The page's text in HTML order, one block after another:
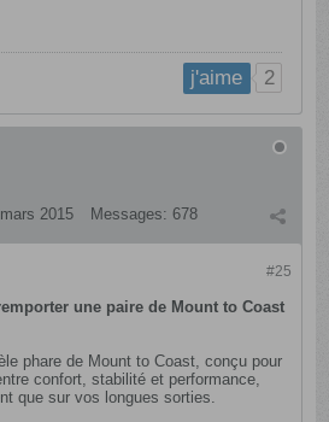
j'aime 2
mars 2015 Messages: 678
#25
une paire de Mount to Coast
phare de Mount to Coast, conçu pour
confort, stabilité et performance,
que sur vos longues sorties.